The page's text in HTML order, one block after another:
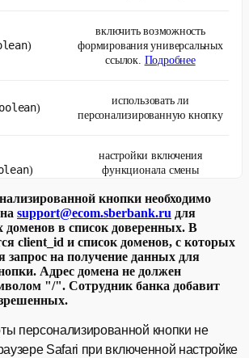
)
включить возможность
формирования универсальных
ссылок. Подробнее
)
использовать ли
персонализированную кнопку
)
настройки включения
функционала смены
true) настройка интеграции с Cloud
)
настройки
персонализированного баннера
)
параметры для генерации
универсальных ссылок
кнопки необходимо
support@ecom.sberbank.ru для
доменов в список доверенных. В
client_id и список доменов, с которых
запрос на получение данных для
Адрес домена не должен
"/". Сотрудник банка добавит
персонализированной кнопки не
Safari при включенной настройке